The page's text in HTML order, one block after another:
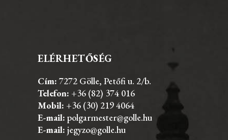
ELÉRHETŐSÉG
Cím: 7272 Gölle, Petőfi u. 2/b.
Telefon: +36 (82) 374 016
Mobil: +36 (30) 219 4064
E-mail: polgarmester@golle.hu
E-mail: jegyzo@golle.hu